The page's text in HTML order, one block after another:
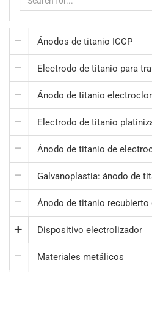
Ánodos de titanio ICCP
Electrodo de titanio para
Ánodo de titanio
Electrodo de titanio
Ánodo de titanio de
Galvanoplastia: ánodo de
Ánodo de titanio recubierto
Dispositivo electrolizador
Materiales metálicos